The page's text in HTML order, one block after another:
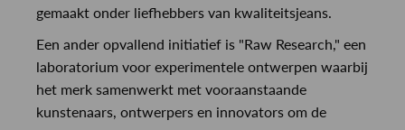
gemaakt onder liefhebbers van kwaliteitsjeans.
Een ander opvallend initiatief is "Raw Research," een
laboratorium voor experimentele ontwerpen waarbij
het merk samenwerkt met vooraanstaande
kunstenaars, ontwerpers en innovators om de